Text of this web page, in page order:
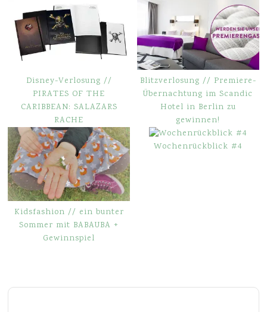
Disney-Verlosung //
PIRATES OF THE
CARIBBEAN: SALAZARS
RACHE
Blitzverlosung // Premiere-
Übernachtung im Scandic
Hotel in Berlin zu
gewinnen!
Kidsfashion // ein bunter
Sommer mit BABAUBA +
Gewinnspiel
Wochenrückblick #4